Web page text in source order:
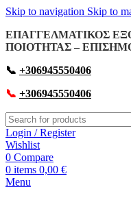
Skip to navigation Skip to
ΕΠΑΓΓΕΛΜΑΤΙΚΟΣ
ΠΟΙΟΤΗΤΑΣ –
📞 +306945550406
📞 +306945550406
Login / Register
Wishlist
0 Compare
0 items 0,00 €
Menu